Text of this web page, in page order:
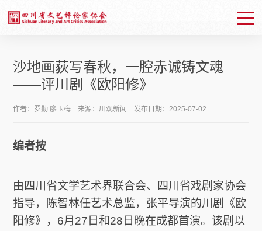
协会简介 协会章程 主席团成员 地址邮编
沙地画荻写春秋，一腔赤诚铸文魂
——评川剧《欧阳修》
作者：​罗勤 廖玉梅 来源：川观新闻 发布日期：2025-07-02
编者按
由四川省文学艺术界联合会、四川省戏剧家协会
指导，陈智林任艺术总监，张平导演的川剧《欧
阳修》，6月27日和28日晚在成都首演。该剧以